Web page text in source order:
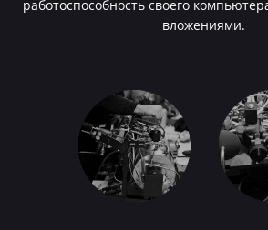
работоспособность своего
вложениями.